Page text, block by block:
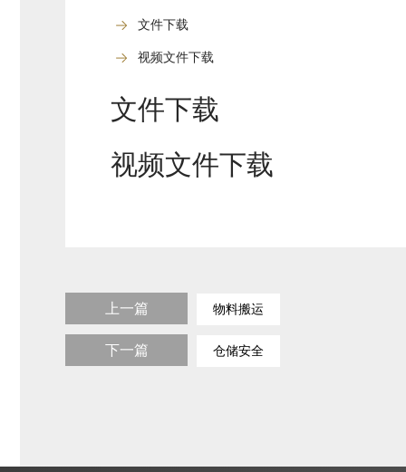
文件下载
视频文件下载
文件下载
视频文件下载
上一篇 物料搬运
下一篇 仓储安全